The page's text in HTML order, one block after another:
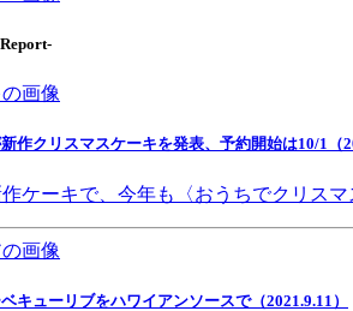
作クリスマスケーキを発表、予約開始は10/1（
ケーキで、今年も〈おうちでクリスマ
キューリブをハワイアンソースで（2021.9.11）